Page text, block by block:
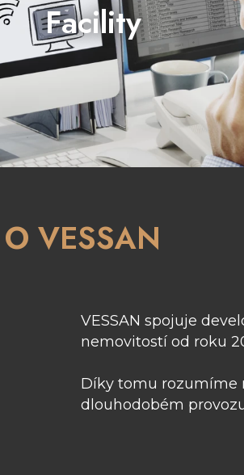
Facility
spravuje a provozuje nemovitosti
O VESSAN
VESSAN spojuje
nemovitostí od roku
Díky tomu rozumíme
dlouhodobém